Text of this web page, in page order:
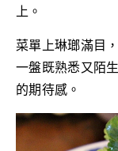
上。
菜單上琳瑯滿目
一盤既熟悉又陌
的期待感。